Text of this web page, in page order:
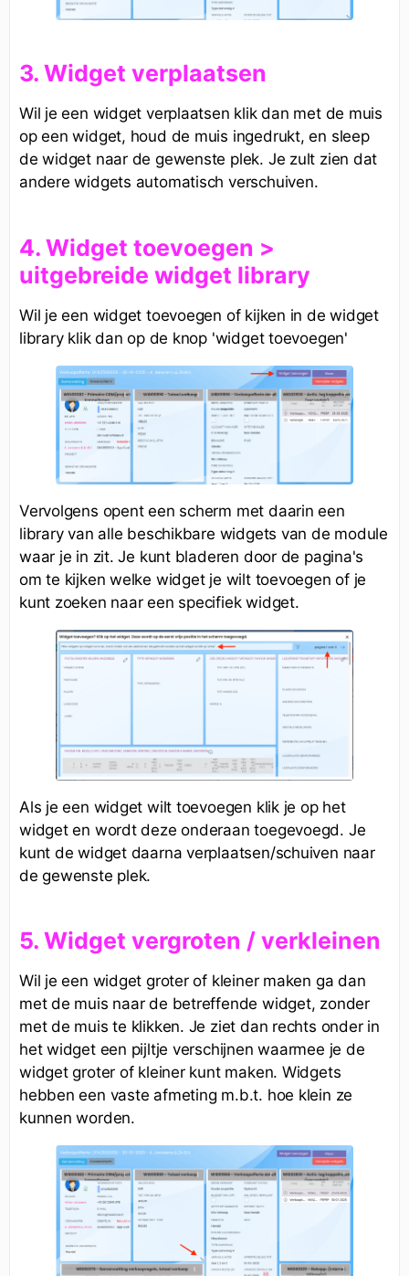
3. Widget verplaatsen
Wil je een widget verplaatsen klik dan met de muis
op een widget, houd de muis ingedrukt, en sleep
de widget naar de gewenste plek. Je zult zien dat
andere widgets automatisch verschuiven.
4. Widget toevoegen >
uitgebreide widget library
Wil je een widget toevoegen of kijken in de widget
library klik dan op de knop 'widget toevoegen'
Vervolgens opent een scherm met daarin een
library van alle beschikbare widgets van de module
waar je in zit. Je kunt bladeren door de pagina's
om te kijken welke widget je wilt toevoegen of je
kunt zoeken naar een specifiek widget.
Als je een widget wilt toevoegen klik je op het
widget en wordt deze onderaan toegevoegd. Je
kunt de widget daarna verplaatsen/schuiven naar
de gewenste plek.
5. Widget vergroten / verkleinen
Wil je een widget groter of kleiner maken ga dan
met de muis naar de betreffende widget, zonder
met de muis te klikken. Je ziet dan rechts onder in
het widget een pijltje verschijnen waarmee je de
widget groter of kleiner kunt maken. Widgets
hebben een vaste afmeting m.b.t. hoe klein ze
kunnen worden.